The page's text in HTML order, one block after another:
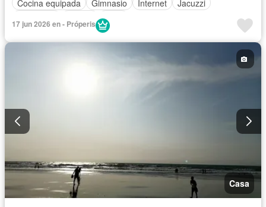
Cocina equipada
Gimnasio Internet
Jacuzzi
Agua
17 jun 2026 en - Próperis
Casa